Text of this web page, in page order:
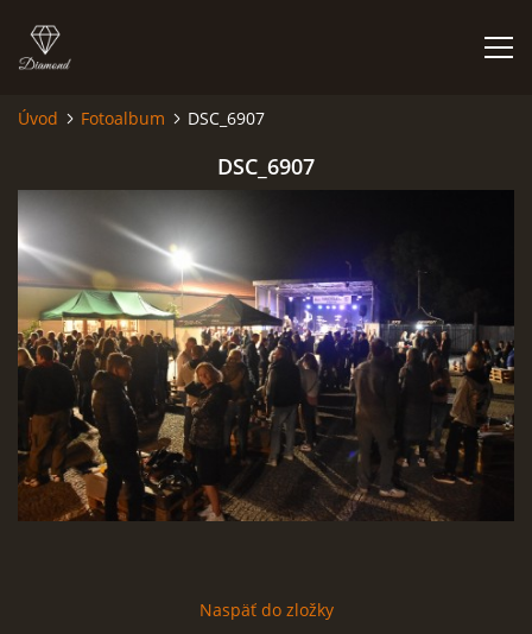
Kapela BUMERANG
Poříčany okr. Kolín
+420 724 629 042
kapelabumerang@gmail.com
© 2026 eStránky.cz |Tisk |Hore ↑
Úvod Fotoalbum DSC_6907
DSC_6907
Naspäť do zložky